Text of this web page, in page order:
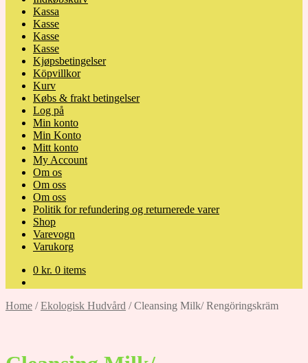
Kassa
Kasse
Kasse
Kasse
Kjøpsbetingelser
Köpvillkor
Kurv
Købs & frakt betingelser
Log på
Min konto
Min Konto
Mitt konto
My Account
Om os
Om oss
Om oss
Politik for refundering og returnerede varer
Shop
Varevogn
Varukorg
0 kr. 0 items
Home /Ekologisk Hudvård /Cleansing Milk/ Rengöringskräm